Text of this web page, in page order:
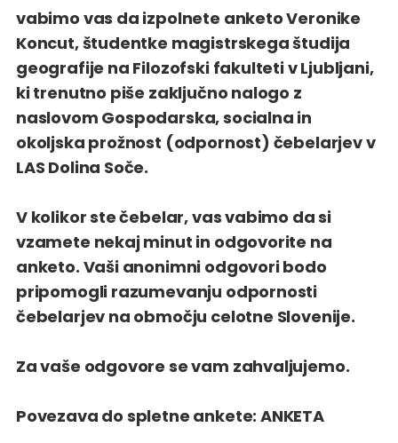
vabimo vas da izpolnete anketo Veronike
Koncut, študentke magistrskega študija
geografije na Filozofski fakulteti v Ljubljani,
ki trenutno piše zaključno nalogo z
naslovom Gospodarska, socialna in
okoljska prožnost (odpornost) čebelarjev v
LAS Dolina Soče.
V kolikor ste čebelar, vas vabimo da si
vzamete nekaj minut in odgovorite na
anketo. Vaši anonimni odgovori bodo
pripomogli razumevanju odpornosti
čebelarjev na območju celotne Slovenije.
Za vaše odgovore se vam zahvaljujemo.
Povezava do spletne ankete: ANKETA